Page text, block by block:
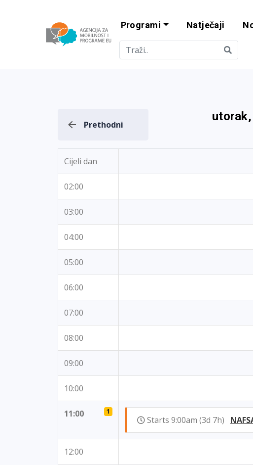
Agencija za
Programi Natječaji
Prethodni
Cijeli dan
02:00
03:00
04:00
05:00
06:00
07:00
08:00
09:00
10:00
11:00 1
Starts 9:00am (3d 7h)
12:00